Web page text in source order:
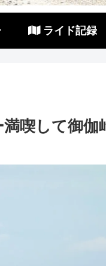
ライド記録
喫して御伽